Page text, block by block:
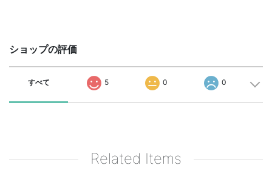
ショップの評価
すべて 5 0 0
Related Items